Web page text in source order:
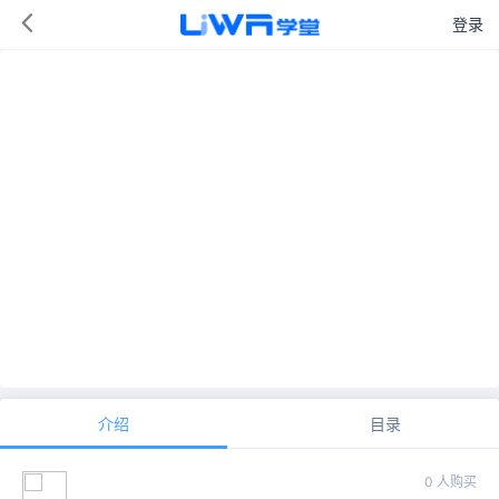
登录
介绍 目录
0 人购买